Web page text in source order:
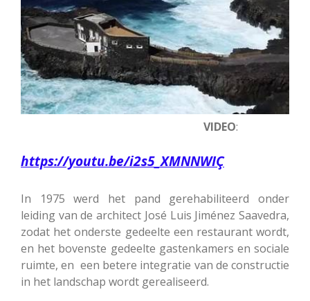
VIDEO:
https://youtu.be/i2s5_XMNNWIÇ
In 1975 werd het pand gerehabiliteerd onder
leiding van de architect José Luis Jiménez Saavedra,
zodat het onderste gedeelte een restaurant wordt,
en het bovenste gedeelte gastenkamers en sociale
ruimte, en een betere integratie van de constructie
in het landschap wordt gerealiseerd.